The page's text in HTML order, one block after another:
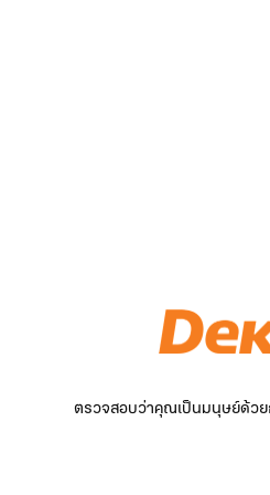
ตรวจสอบว่าคุณเป็นมนุษย์ด้วย